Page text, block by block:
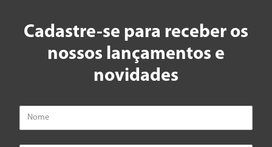
Cadastre-se para receber os
nossos lançamentos e
novidades